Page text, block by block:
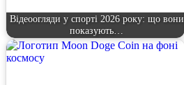
Відеоогляди у спорті 2026 року: що вони
показують…